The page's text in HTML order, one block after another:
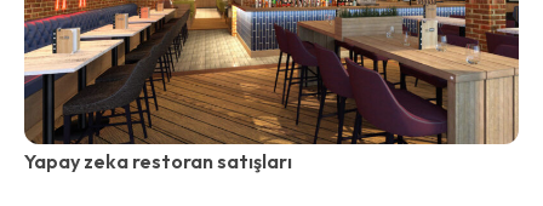
Yapay zeka restoran satışları